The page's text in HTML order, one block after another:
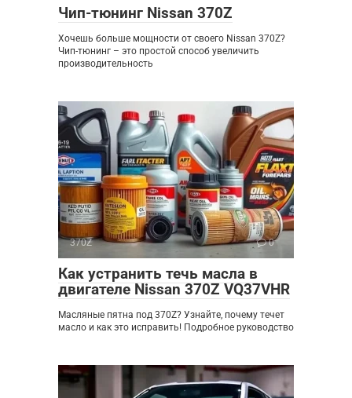
Чип-тюнинг Nissan 370Z
Хочешь больше мощности от своего Nissan 370Z?
Чип-тюнинг – это простой способ увеличить
производительность
370Z 0
Как устранить течь масла в
двигателе Nissan 370Z VQ37VHR
Масляные пятна под 370Z? Узнайте, почему течет
масло и как это исправить! Подробное руководство